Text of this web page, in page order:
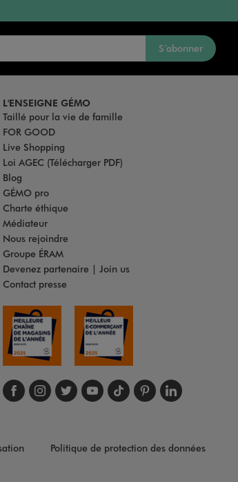
S’abonner
L'ENSEIGNE GÉMO
Taillé pour la vie de famille
FOR GOOD
Live Shopping
Loi AGEC (Télécharger PDF)
Blog
GÉMO pro
Charte éthique
Médiateur
Nous rejoindre
Groupe ÉRAM
Devenez partenaire | Join us
Contact presse
Suivez-nous sur
Suivez-nous sur
Suivez-nous sur
Suivez-nous
Suivez-
Suivez-
Politique de protection des données